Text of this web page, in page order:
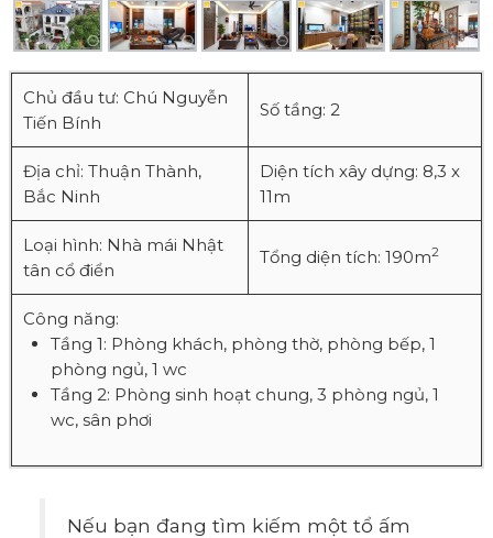
Chủ đầu tư: Chú Nguyễn
Tiến Bính
Số tầng: 2
Địa chỉ: Thuận Thành,
Bắc Ninh
Diện tích xây dựng: 8,3 x
11m
Loại hình: Nhà mái Nhật
tân cổ điển
Tổng diện tích: 190m2
Công năng:
Tầng 1: Phòng khách, phòng thờ, phòng bếp, 1
phòng ngủ, 1 wc
Tầng 2: Phòng sinh hoạt chung, 3 phòng ngủ, 1
wc, sân phơi
Nếu bạn đang tìm kiếm một tổ ấm